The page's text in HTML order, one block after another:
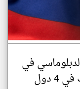
في
إفريقيا بافتتاح ممثليات في 4 دول